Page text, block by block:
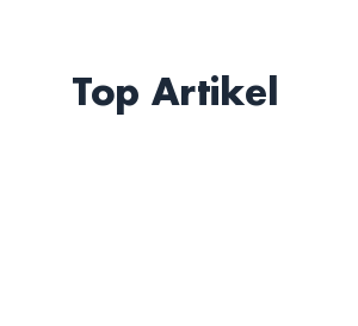
Top Artikel